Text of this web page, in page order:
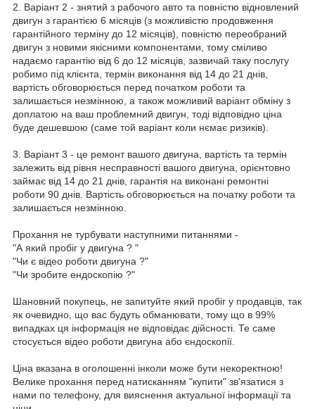
2. Варіант 2 - знятий з рабочого авто та повністю відновлений
двигун з гарантією 6 місяців (з можливістю продовження
гарантійного терміну до 12 місяців), повністю переобраний
двигун з новими якісними компонентами, тому сміливо
надаємо гарантію від 6 до 12 місяців, зазвичай таку послугу
робимо під клієнта, термін виконання від 14 до 21 днів,
вартість обговорюється перед початком роботи та
залишається незмінною, а також можливий варіант обміну з
доплатою на ваш проблемний двигун, тоді відповідно ціна
буде дешевшою (саме той варіант коли нємає ризиків).
3. Варіант 3 - це ремонт вашого двигуна, вартість та термін
залежить від рівня несправності вашого двигуна, орієнтовно
займає від 14 до 21 днів, гарантія на виконані ремонтні
роботи 90 днів. Вартість обговорюється на початку роботи та
залишається незмінною.
Прохання не турбувати наступними питаннями -
"А який пробіг у двигуна ? "
"Чи є відео роботи двигуна ?"
"Чи зробите ендоскопію ?"
Шановний покупець, не запитуйте який пробіг у продавців, так
як очевидно, що вас будуть обманювати, тому що в 99%
випадках ця інформація не відповідає дійсності. Те саме
стосується відео роботи двигуна або єндоскопії.
Ціна вказана в оголошенні інколи може бути некоректною!
Велике прохання перед натисканням "купити" зв'язатися з
нами по телефону, для вияснення актуальної інформації та